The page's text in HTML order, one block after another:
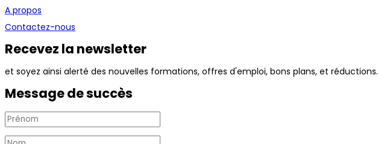
A propos
Contactez-nous
Recevez la newsletter
et soyez ainsi alerté des nouvelles formations, offres d'emploi, bons plans, et réductions.
Message de succès